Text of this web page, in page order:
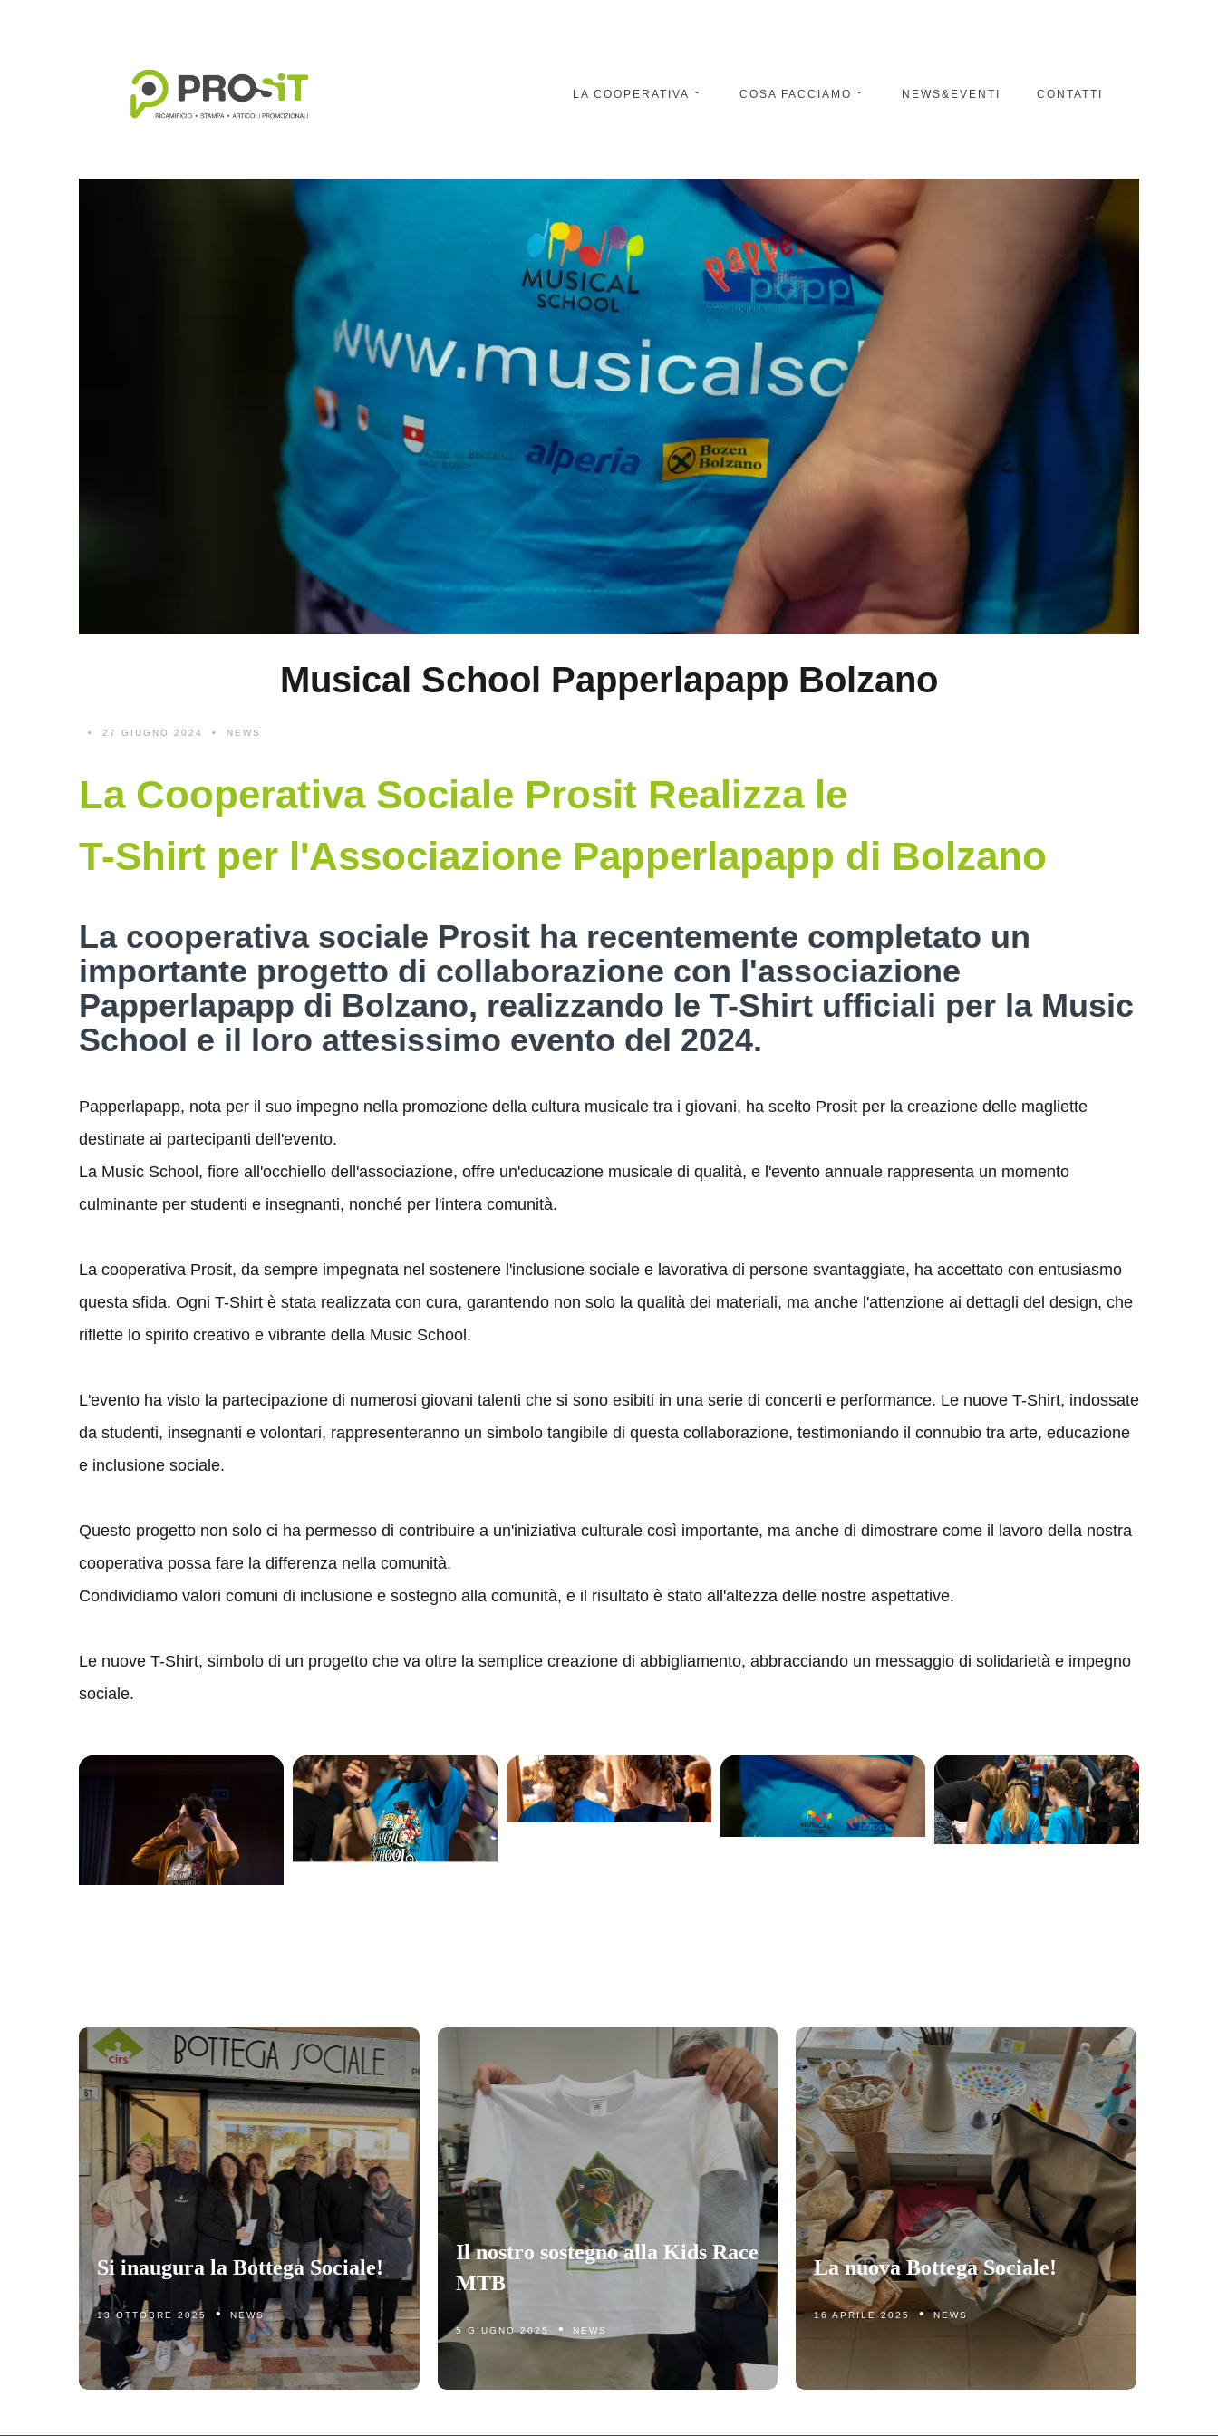
LA COOPERATIVA COSA FACCIAMO NEWS&EVENTI CONTATTI
Musical School Papperlapapp Bolzano
27 GIUGNO 2024 NEWS
La Cooperativa Sociale Prosit Realizza le
T-Shirt per l'Associazione Papperlapapp di Bolzano
La cooperativa sociale Prosit ha recentemente completato un
importante progetto di collaborazione con l'associazione
Papperlapapp di Bolzano, realizzando le T-Shirt ufficiali per la Music
School e il loro attesissimo evento del 2024.
Papperlapapp, nota per il suo impegno nella promozione della cultura musicale tra i giovani, ha scelto Prosit per la creazione delle magliette
destinate ai partecipanti dell'evento.
La Music School, fiore all'occhiello dell'associazione, offre un'educazione musicale di qualità, e l'evento annuale rappresenta un momento
culminante per studenti e insegnanti, nonché per l'intera comunità.
La cooperativa Prosit, da sempre impegnata nel sostenere l'inclusione sociale e lavorativa di persone svantaggiate, ha accettato con entusiasmo
questa sfida. Ogni T-Shirt è stata realizzata con cura, garantendo non solo la qualità dei materiali, ma anche l'attenzione ai dettagli del design, che
riflette lo spirito creativo e vibrante della Music School.
L'evento ha visto la partecipazione di numerosi giovani talenti che si sono esibiti in una serie di concerti e performance. Le nuove T-Shirt, indossate
da studenti, insegnanti e volontari, rappresenteranno un simbolo tangibile di questa collaborazione, testimoniando il connubio tra arte, educazione
e inclusione sociale.
Questo progetto non solo ci ha permesso di contribuire a un'iniziativa culturale così importante, ma anche di dimostrare come il lavoro della nostra
cooperativa possa fare la differenza nella comunità.
Condividiamo valori comuni di inclusione e sostegno alla comunità, e il risultato è stato all'altezza delle nostre aspettative.
Le nuove T-Shirt, simbolo di un progetto che va oltre la semplice creazione di abbigliamento, abbracciando un messaggio di solidarietà e impegno
sociale.
Si inaugura la Bottega Sociale!
13 OTTOBRE 2025 NEWS
Il nostro sostegno alla Kids Race
MTB
5 GIUGNO 2025 NEWS
La nuova Bottega Sociale!
16 APRILE 2025 NEWS